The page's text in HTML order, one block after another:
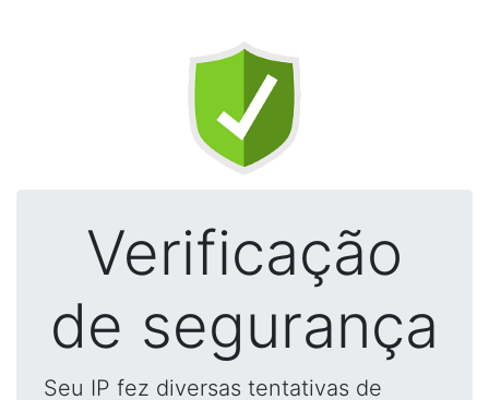
Verificação
de segurança
Seu IP fez diversas tentativas de